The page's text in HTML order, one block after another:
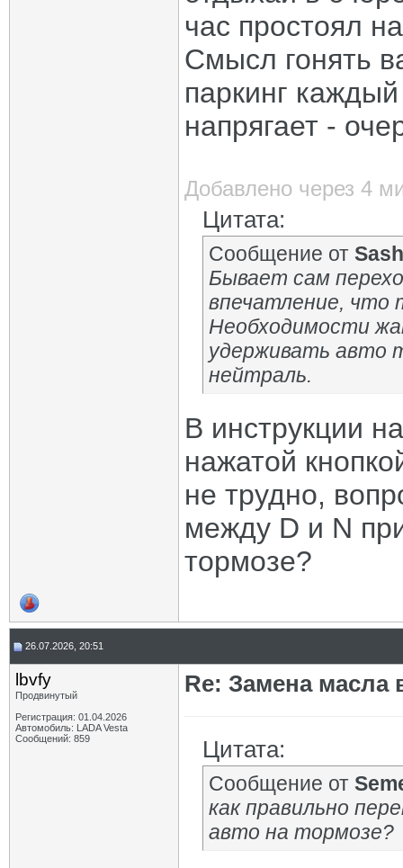
час простоял
Смысл гонять
паркинг
напрягает -
Добавлено через 4
Цитата:
Сообщение от
Бывает сам
впечатление, что
Необходимости
удерживать авто
нейтраль.
В инструкции
нажатой
не трудно,
между D и N
тормозе?
26.07.2026, 20:51
lbvfy
Продвинутый
Регистрация: 01.04.2026
Автомобиль: LADA Vesta
Сообщений: 859
Re: Замена масла
Цитата:
Сообщение от
как правильно
авто на тормозе?